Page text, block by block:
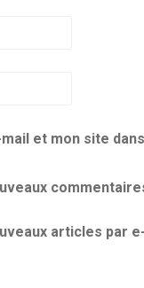
et mon site
articles par